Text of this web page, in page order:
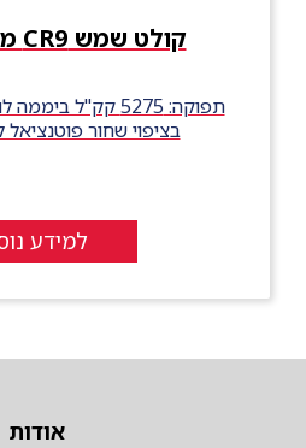
קולט שמש CR9 מבית כרומגן
תפוקה: 5275 קק"ל
בציפוי שחור פוטנציאל
למידע
אודות